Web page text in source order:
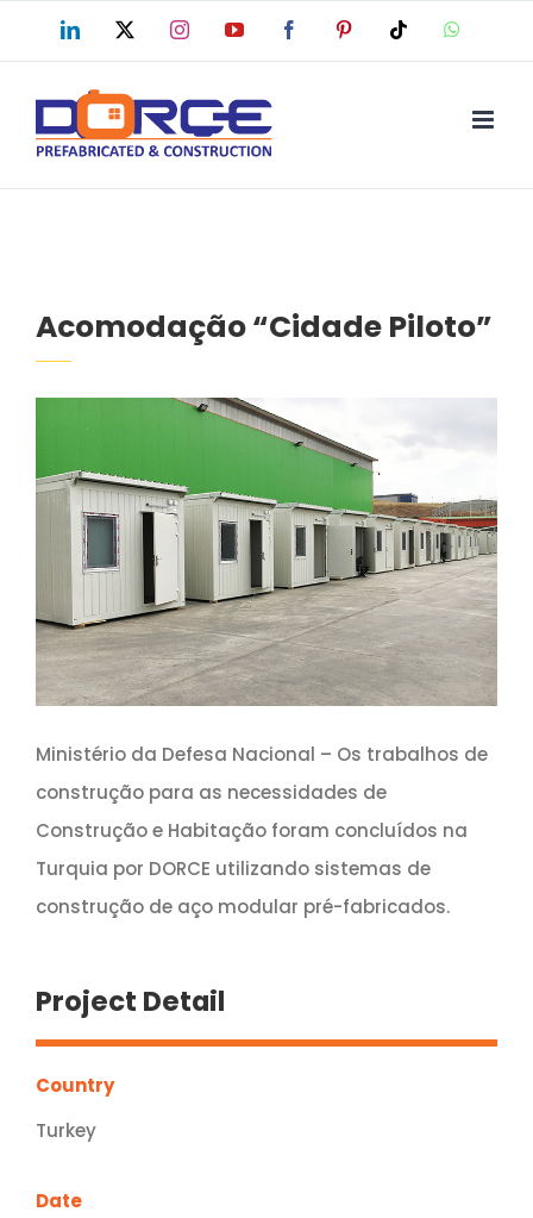
to
content
LinkedIn InstagramYouTube FacebookPinterest Tiktok
Acomodação “Cidade Piloto”
Ministério da Defesa Nacional – Os trabalhos de
construção para as necessidades de
Construção e Habitação foram concluídos na
Turquia por DORCE utilizando sistemas de
construção de aço modular pré-fabricados.
Project Detail
Country
Turkey
Date